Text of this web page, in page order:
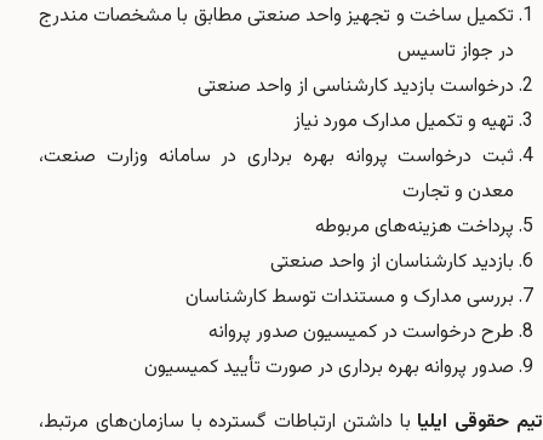
تکمیل ساخت و تجهیز واحد صنعتی مطابق با مشخصات مندرج
در جواز تاسیس
درخواست بازدید کارشناسی از واحد صنعتی
تهیه و تکمیل مدارک مورد نیاز
ثبت درخواست پروانه بهره برداری در سامانه وزارت صنعت،
معدن و تجارت
پرداخت هزینه‌های مربوطه
بازدید کارشناسان از واحد صنعتی
بررسی مدارک و مستندات توسط کارشناسان
طرح درخواست در کمیسیون صدور پروانه
صدور پروانه بهره برداری در صورت تأیید کمیسیون
تیم حقوقی ایلیا با داشتن ارتباطات گسترده با سازمان‌های مرتبط،